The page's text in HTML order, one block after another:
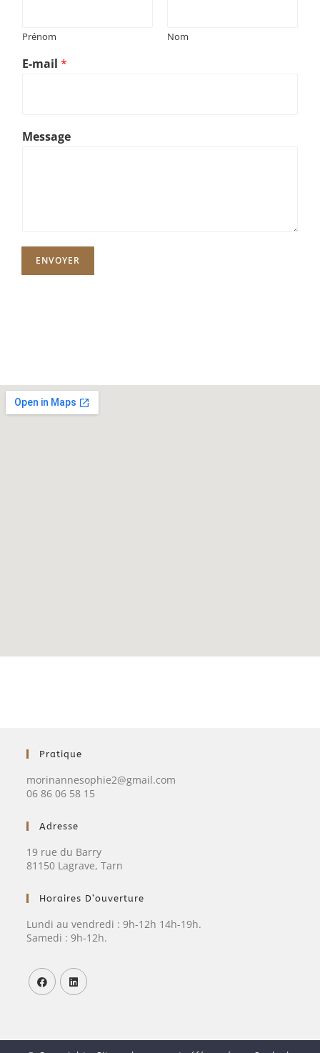
Prénom Nom
E-mail *
Message
ENVOYER
Pratique
morinannesophie2@gmail.com
06 86 06 58 15
Adresse
19 rue du Barry
81150 Lagrave, Tarn
Horaires D’ouverture
Lundi au vendredi : 9h-12h 14h-19h.
Samedi : 9h-12h.